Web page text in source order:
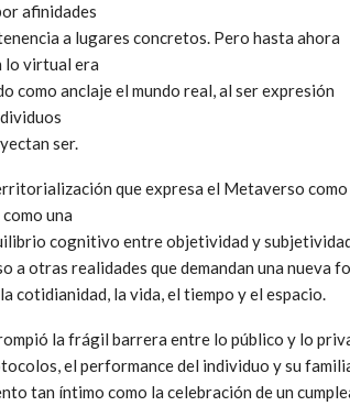
afinidades
a lugares concretos. Pero hasta ahora
lo virtual era
como anclaje el mundo real, al ser expresión
ser.
que expresa el Metaverso como
una
cognitivo entre objetividad y
a otras realidades que demandan una nueva
cotidianidad, la vida, el tiempo y el espacio.
la frágil barrera entre lo público y lo
el performance del individuo y su
tan íntimo como la celebración de un